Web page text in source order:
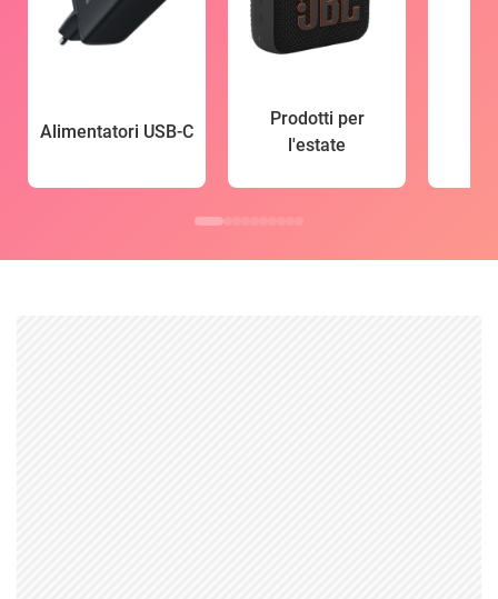
Alimentatori USB-C
Prodotti per
l'estate